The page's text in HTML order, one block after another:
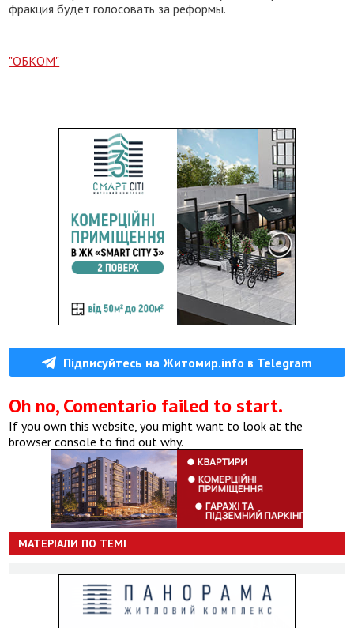
фракция будет голосовать за реформы.
"ОБКОМ"
Підписуйтесь на Житомир.info в Telegram
Oh no, Comentario failed to start.
If you own this website, you might want to look at the
browser console to find out why.
МАТЕРІАЛИ ПО ТЕМІ